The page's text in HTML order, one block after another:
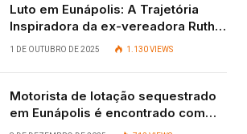
Luto em Eunápolis: A Trajetória
Inspiradora da ex-vereadora Ruth
Contadora
1 DE OUTUBRO DE 2025 1.130VIEWS
Motorista de lotação sequestrado
em Eunápolis é encontrado com
vida após quatro dias.